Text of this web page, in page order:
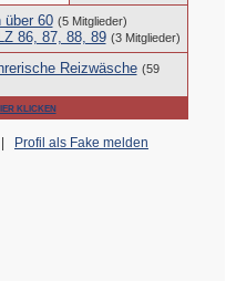
über 60 (5 Mitglieder)
86, 87, 88, 89 (3 Mitglieder)
Reizwäsche (59
KLICKEN
Profil als Fake melden